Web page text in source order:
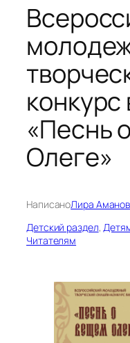
«Песнь
Олеге»
НаписаноЛира
Детский раздел,
Читателям